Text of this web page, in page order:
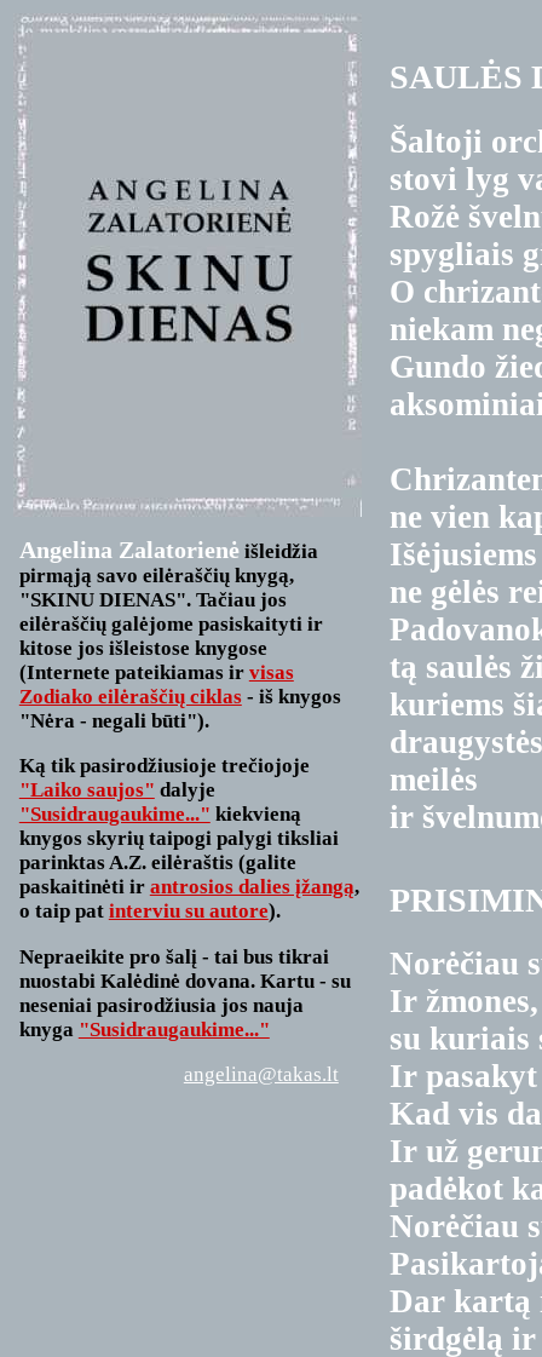
Angelina Zalatorienėišleidžia
pirmąją savo eilėraščių knygą,
"SKINU DIENAS". Tačiau jos
eilėraščių galėjome pasiskaityti ir
kitose jos išleistose knygose
(Internete pateikiamas ir visas
Zodiako eilėraščių ciklas- iš knygos
"Nėra - negali būti").
Ką tik pasirodžiusioje trečiojoje
"Laiko saujos" dalyje
"Susidraugaukime..." kiekvieną
knygos skyrių taipogi palygi tiksliai
parinktas A.Z. eilėraštis (galite
paskaitinėti ir antrosios dalies įžangą,
o taip pat interviu su autore).
Nepraeikite pro šalį - tai bus tikrai
nuostabi Kalėdinė dovana.Kartu - su
neseniai pasirodžiusia jos nauja
knyga "Susidraugaukime..."
angelina@takas.lt
SAULĖS
Šaltoji
stovi lyg
Rožė
spygliais
O
niekam
Gundo
ne vien
Išėjusiems
ne gėlės
tą saulės
kuriems
meilės
ir
Norėčiau
Ir žmones,
su kuriais
Ir
Kad vis
Ir už
padėkot
Norėčiau
Dar kartą
širdgėlą